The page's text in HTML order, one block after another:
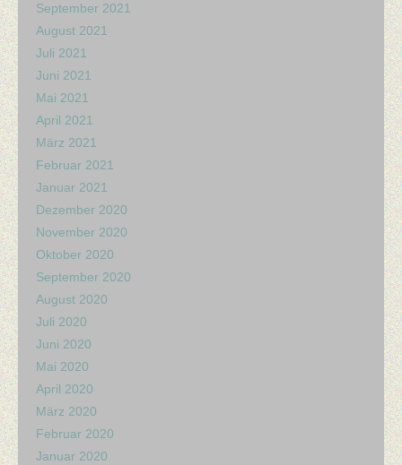
September 2021
August 2021
Juli 2021
Juni 2021
Mai 2021
April 2021
März 2021
Februar 2021
Januar 2021
Dezember 2020
November 2020
Oktober 2020
September 2020
August 2020
Juli 2020
Juni 2020
Mai 2020
April 2020
März 2020
Februar 2020
Januar 2020